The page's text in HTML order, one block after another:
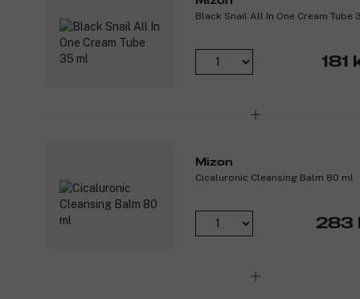
Black Snail All In One Cream Tube
181
Mizon
Cicaluronic Cleansing Balm 80 ml
283